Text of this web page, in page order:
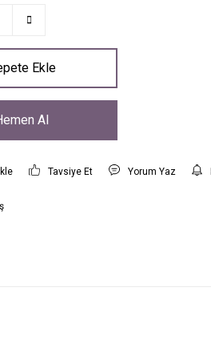
Ekle
Al
Tavsiye Et Yorum Yaz